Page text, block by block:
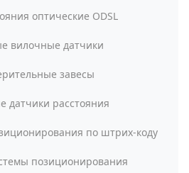
оптические ODSL
вилочные датчики
завесы
датчики расстояния
по штрих-коду
позиционирования